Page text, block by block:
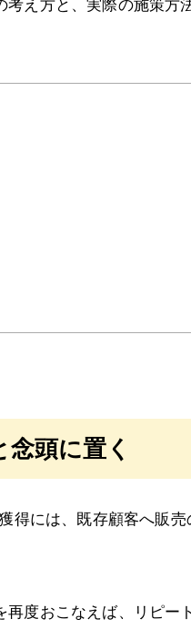
え方と、実際の施策方
頭に置く
得には、既存顧客へ販売
度おこなえば、リピー